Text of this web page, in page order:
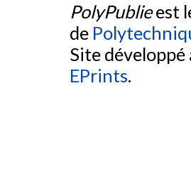
PolyPublieest
de
Site
EPrints.